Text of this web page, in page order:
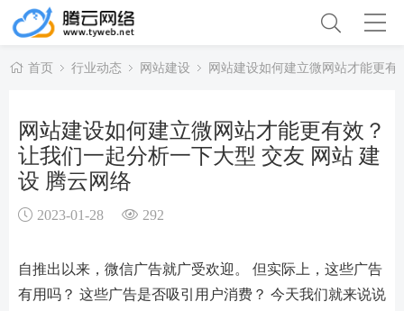
首页 行业动态 网站建设 网站建设如何建立微网站才能更
网站建设如何建立微网站才能更有效？
让我们一起分析一下大型 交友 网站 建
设 腾云网络
2023-01-28 292
自推出以来，微信广告就广受欢迎。 但实际上，这些广告
有用吗？ 这些广告是否吸引用户消费？ 今天我们就来说说